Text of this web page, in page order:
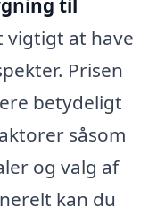
til
vigtigt at have
Prisen
betydeligt
såsom
og valg af
kan du